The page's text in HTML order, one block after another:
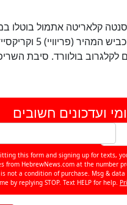
קלאריטה אתמול בוטלו
המתגוררים מדרום
צפונה של הכביש המהיר 5 מדרום לקלגרוב
ועדכונים חשובים
this form and signing up for texts,
from HebrewNews.com at the number
not a condition of purchase. Msg &
by replying STOP. Text HELP for help.